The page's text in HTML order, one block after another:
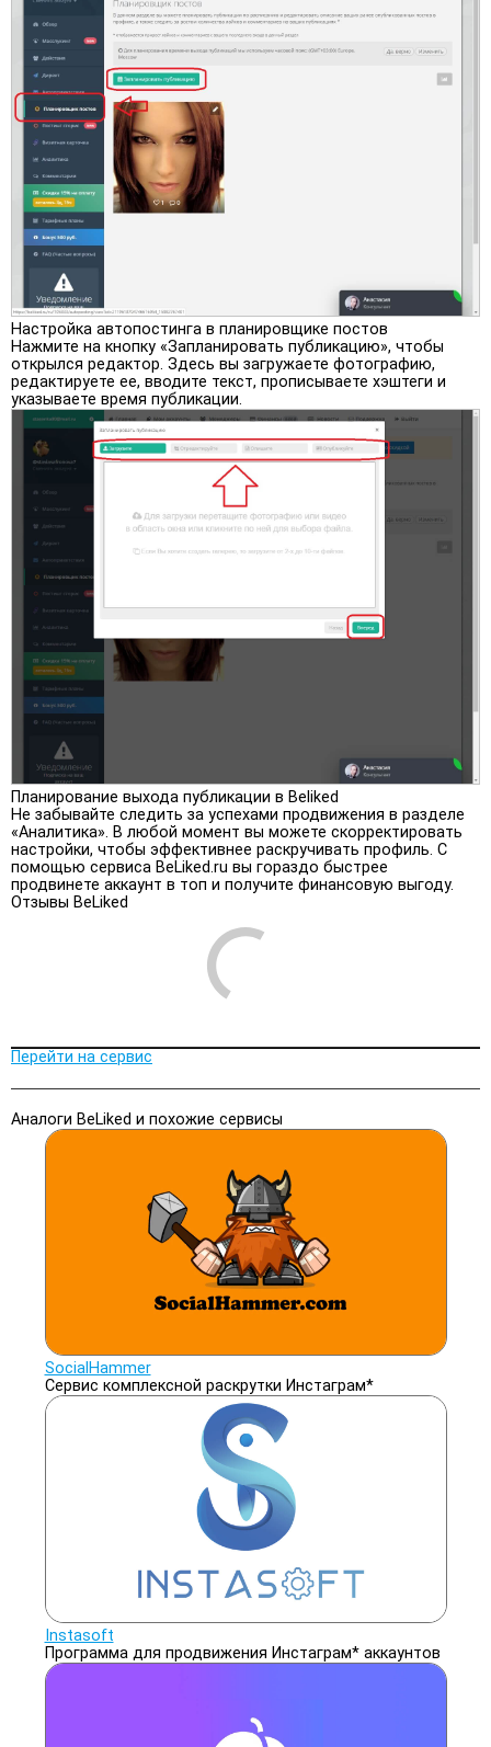
Настройка автопостинга в планировщике постов
Нажмите на кнопку «Запланировать публикацию», чтобы
открылся редактор. Здесь вы загружаете фотографию,
редактируете ее, вводите текст, прописываете хэштеги и
указываете время публикации.
Планирование выхода публикации в Beliked
Не забывайте следить за успехами продвижения в разделе
«Аналитика». В любой момент вы можете скорректировать
настройки, чтобы эффективнее раскручивать профиль. С
помощью сервиса BeLiked.ru вы гораздо быстрее
продвинете аккаунт в топ и получите финансовую выгоду.
Отзывы BeLiked
Перейти на сервис
Аналоги BeLiked и похожие сервисы
SocialHammer
Сервис комплексной раскрутки Инстаграм*
Instasoft
Программа для продвижения Инстаграм* аккаунтов